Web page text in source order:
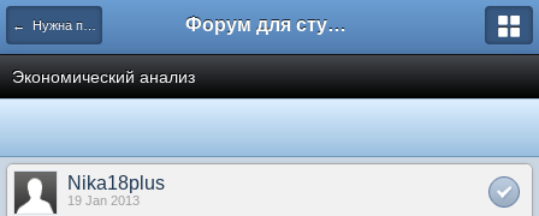
← Нужна помощь Форум для студента СГА
Экономический анализ
Nika18plus
19 Jan 2013